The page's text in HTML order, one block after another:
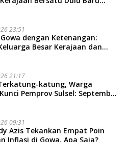
23:51
dengan Ketenangan:
Besar Kerajaan dan
Adab
21:17
katung, Warga
Pemprov Sulsel: September
09:31
Azis Tekankan Empat Poin
Inflasi di Gowa, Apa Saja?